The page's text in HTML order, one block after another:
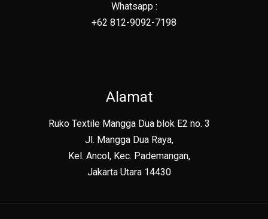
Whatsapp :
+62 812-9092-7198
Alamat
Ruko Textile Mangga Dua blok E2 no. 3
Jl. Mangga Dua Raya,
Kel. Ancol, Kec. Pademangan,
Jakarta Utara 14430